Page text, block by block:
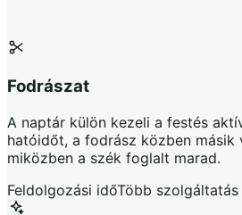
Fodrászat
A naptár külön kezeli a festés
hatóidőt, a fodrász közben másik
miközben a szék foglalt marad.
Feldolgozási időTöbb szolgáltatás